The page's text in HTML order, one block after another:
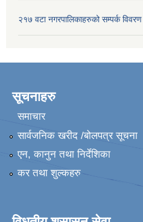
२१७ वटा नगरपालिकाहरुको सम्पर्क विवरण
सूचनाहरु
समाचार
सार्वजनिक खरीद /बोलपत्र सूचना
एन, कानुन तथा निर्देशिका
कर तथा शुल्कहरु